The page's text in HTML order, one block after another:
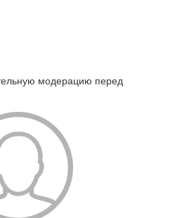
модерацию перед